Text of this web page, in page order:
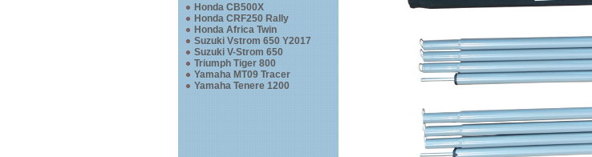
Honda CB500X
Honda CRF250 Rally
Honda Africa Twin
Suzuki Vstrom 650 Y2017
Suzuki V-Strom 650
Triumph Tiger 800
Yamaha MT09 Tracer
Yamaha Tenere 1200